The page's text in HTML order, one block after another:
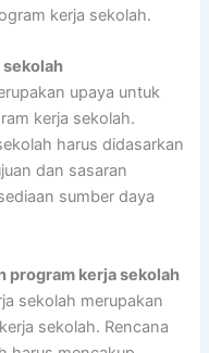
kerja sekolah.
sekolah
upaya untuk
kerja sekolah.
harus didasarkan
dan sasaran
sumber daya
program kerja sekolah
sekolah merupakan
sekolah. Rencana